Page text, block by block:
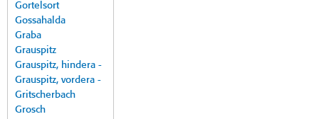
Gortelsort
Gossahalda
Graba
Grauspitz
Grauspitz, hindera -
Grauspitz, vordera -
Gritscherbach
Grosch